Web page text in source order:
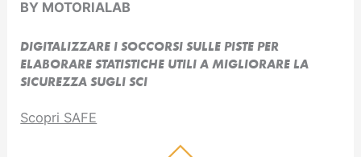
BY MOTORIALAB
DIGITALIZZARE I SOCCORSI SULLE PISTE PER
ELABORARE STATISTICHE UTILI A MIGLIORARE LA
SICUREZZA SUGLI SCI
Scopri SAFE